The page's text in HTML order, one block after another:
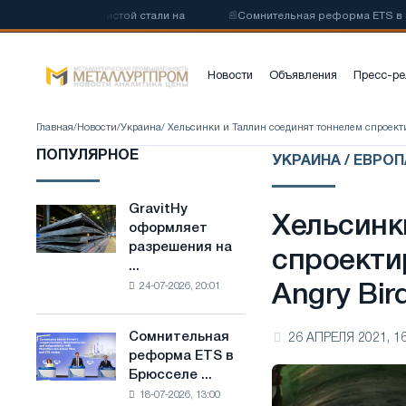
стали на Сомнительная реформа ETS в
Новости Объявления Пресс-
Главная/ Новости/Украина/ Хельсинки и Таллин соединят тоннелем
ПОПУЛЯРНОЕ
GravitHy
оформляет
разрешения
строительство
производству
низкоуглеродистой
GravitHy
оформляет
разрешения на
...
24-07-2026, 20:01
Сомнительная
реформа
ETS
Сомнительная
реформа ETS в
Брюсселе ...
18-07-2026, 13:00
УКРАИНА /
Angry
26 АПРЕЛЯ 2021,